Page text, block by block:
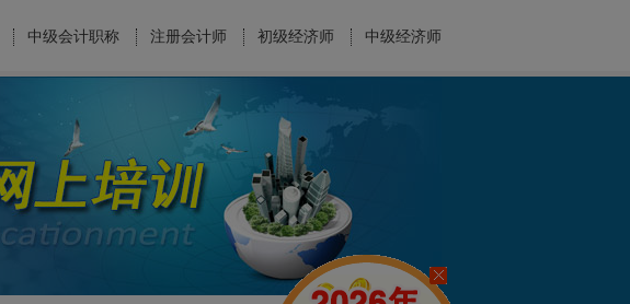
中级会计职称 注册会计师 初级经济师 中级经济师